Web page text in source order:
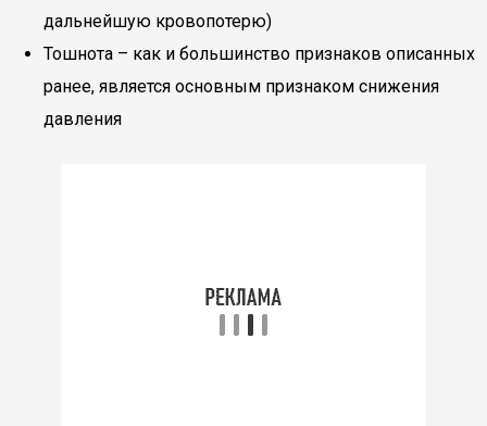
дальнейшую кровопотерю)
Тошнота – как и большинство признаков описанных
ранее, является основным признаком снижения
давления